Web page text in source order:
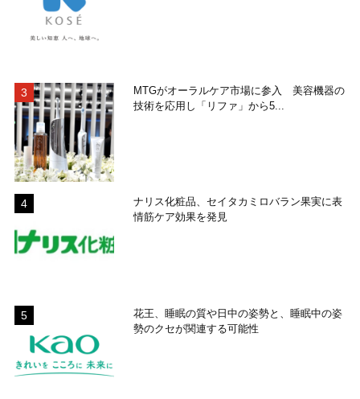
MTGがオーラルケア市場に参入 美容機器の
技術を応用し「リファ」から5...
ナリス化粧品、セイタカミロバラン果実に表
情筋ケア効果を発見
花王、睡眠の質や日中の姿勢と、睡眠中の姿
勢のクセが関連する可能性